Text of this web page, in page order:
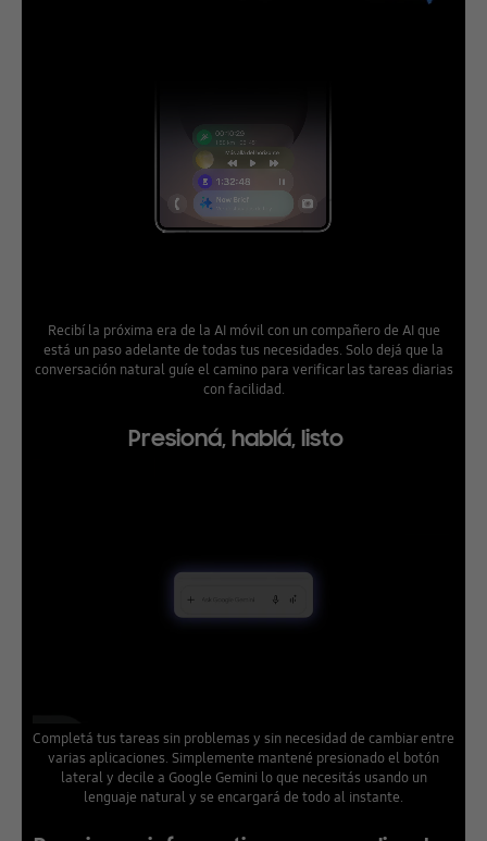
Recibí la próxima era de la AI móvil con un compañero de AI que
está un paso adelante de todas tus necesidades. Solo dejá que la
conversación natural guíe el camino para verificar las tareas diarias
con facilidad.
Presioná, hablá, listo
Completá tus tareas sin problemas y sin necesidad de cambiar entre
varias aplicaciones. Simplemente mantené presionado el botón
lateral y decile a Google Gemini lo que necesitás usando un
lenguaje natural y se encargará de todo al instante.